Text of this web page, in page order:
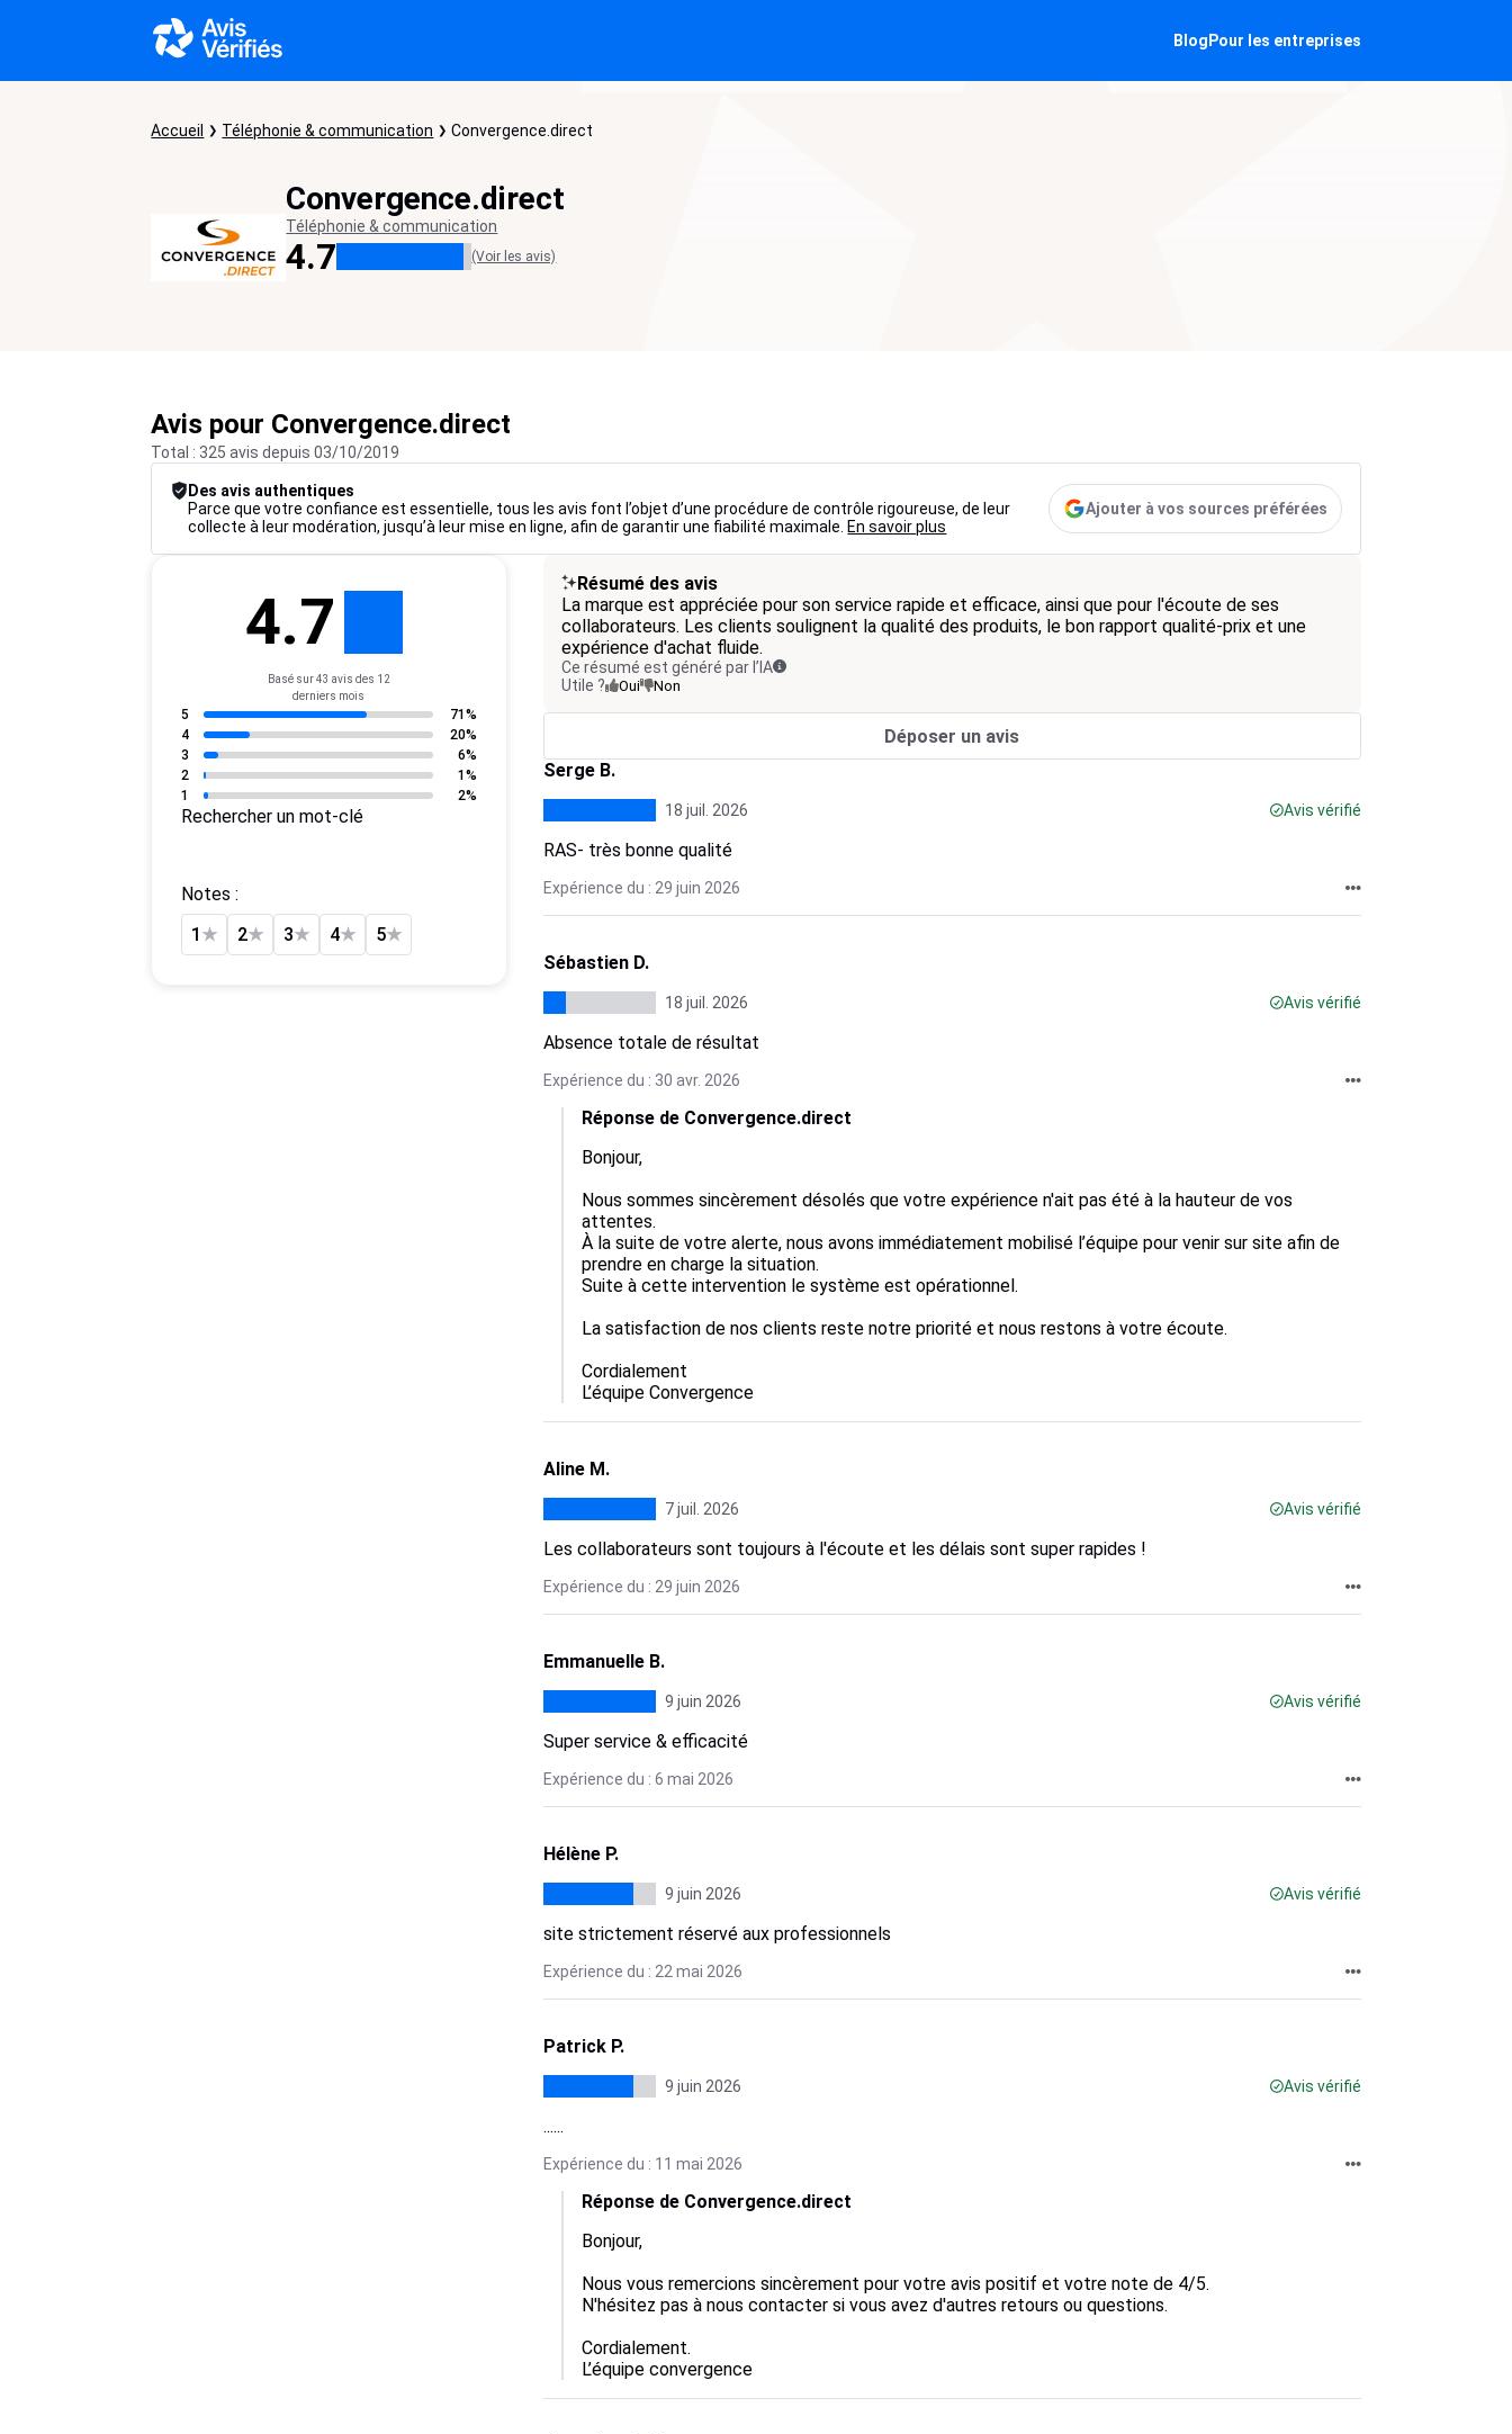
Blog Pour les entreprises
Accueil Téléphonie & communication Convergence.direct
Convergence.direct
Téléphonie & communication
4.7 (Voir les avis)
Avis pour Convergence.direct
Total : 325 avis depuis 03/10/2019
Des avis authentiques
Parce que votre confiance est essentielle, tous les avis font l’objet d’une procédure de contrôle rigoureuse, de leur
collecte à leur modération, jusqu’à leur mise en ligne, afin de garantir une fiabilité maximale. En savoir plus
Ajouter à vos sources préférées
4.7
Basé sur 43 avis des 12
derniers mois
5
71%
4
20%
3
6%
2
1%
1
2%
Rechercher un mot-clé
Notes :
1 ★ 2★ 3★ 4★ 5★
Résumé des avis
La marque est appréciée pour son service rapide et efficace, ainsi que pour l'écoute de ses
collaborateurs. Les clients soulignent la qualité des produits, le bon rapport qualité-prix et une
expérience d'achat fluide.
Ce résumé est généré par l’IA
Utile ?
Oui Non
Déposer un avis
Serge B.
18 juil. 2026 Avis vérifié
RAS- très bonne qualité
Expérience du : 29 juin 2026
Sébastien D.
18 juil. 2026 Avis vérifié
Absence totale de résultat
Expérience du : 30 avr. 2026
Réponse de Convergence.direct
Bonjour,
Nous sommes sincèrement désolés que votre expérience n'ait pas été à la hauteur de vos
attentes.
À la suite de votre alerte, nous avons immédiatement mobilisé l’équipe pour venir sur site afin de
prendre en charge la situation.
Suite à cette intervention le système est opérationnel.
La satisfaction de nos clients reste notre priorité et nous restons à votre écoute.
Cordialement
L’équipe Convergence
Aline M.
7 juil. 2026 Avis vérifié
Les collaborateurs sont toujours à l'écoute et les délais sont super rapides !
Expérience du : 29 juin 2026
Emmanuelle B.
9 juin 2026 Avis vérifié
Super service & efficacité
Expérience du : 6 mai 2026
Hélène P.
9 juin 2026 Avis vérifié
site strictement réservé aux professionnels
Expérience du : 22 mai 2026
Patrick P.
9 juin 2026 Avis vérifié
......
Expérience du : 11 mai 2026
Réponse de Convergence.direct
Bonjour,
Nous vous remercions sincèrement pour votre avis positif et votre note de 4/5.
N'hésitez pas à nous contacter si vous avez d'autres retours ou questions.
Cordialement.
L’équipe convergence